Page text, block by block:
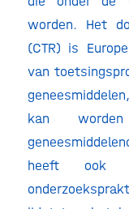
worden. Het
(CTR) is
van
kan
heeft ook